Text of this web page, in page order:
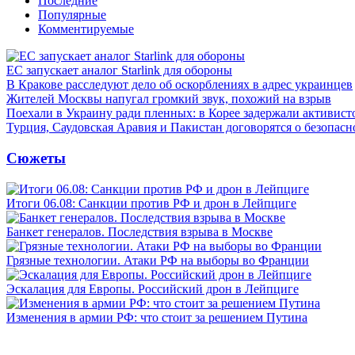
Популярные
Комментируемые
ЕС запускает аналог Starlink для обороны
В Кракове расследуют дело об оскорблениях в адрес украинцев
Жителей Москвы напугал громкий звук, похожий на взрыв
Поехали в Украину ради пленных: в Корее задержали
Турция, Саудовская Аравия и Пакистан договорятся о
Сюжеты
Итоги 06.08: Санкции против РФ и дрон в Лейпциге
Банкет генералов. Последствия взрыва в Москве
Грязные технологии. Атаки РФ на выборы во Франции
Эскалация для Европы. Российский дрон в Лейпциге
Изменения в армии РФ: что стоит за решением Путина